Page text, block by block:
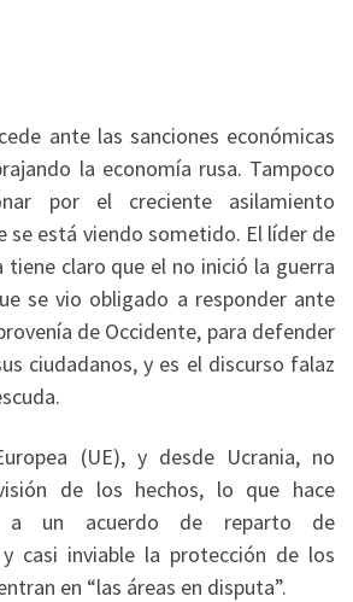
ante las sanciones económicas
la economía rusa. Tampoco
por el creciente asilamiento
se está viendo sometido. El líder de
tiene claro que el no inició la guerra
se vio obligado a responder ante
de Occidente, para defender
ciudadanos, y es el discurso falaz
(UE), y desde Ucrania, no
de los hechos, lo que hace
a un acuerdo de reparto de
y casi inviable la protección de los
en “las áreas en disputa”.